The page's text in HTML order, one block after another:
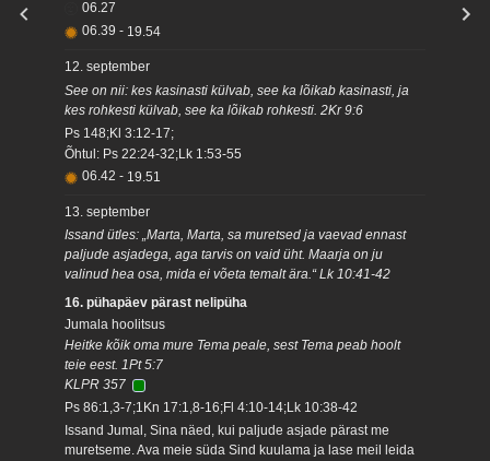
06.27
06.39 - 19.54
12. september
See on nii: kes kasinasti külvab, see ka lõikab kasinasti, ja
kes rohkesti külvab, see ka lõikab rohkesti. 2Kr 9:6
Ps 148;Kl 3:12-17;
Õhtul: Ps 22:24-32;Lk 1:53-55
06.42 - 19.51
13. september
Issand ütles: „Marta, Marta, sa muretsed ja vaevad ennast
paljude asjadega, aga tarvis on vaid üht. Maarja on ju
valinud hea osa, mida ei võeta temalt ära.“ Lk 10:41-42
16. pühapäev pärast nelipüha
Jumala hoolitsus
Heitke kõik oma mure Tema peale, sest Tema peab hoolt
teie eest. 1Pt 5:7
KLPR 357
Ps 86:1,3-7;1Kn 17:1,8-16;Fl 4:10-14;Lk 10:38-42
Issand Jumal, Sina näed, kui paljude asjade pärast me
muretseme. Ava meie süda Sind kuulama ja lase meil leida